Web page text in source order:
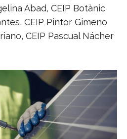
Abad, CEIP Botànic
CEIP Pintor Gimeno
CEIP Pascual Nácher